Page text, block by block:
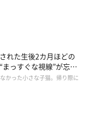
す！
のニオイ」がすること
れた生後2カ月ほどの
っすぐな視線”が忘れ
員に
かった小さな子猫。帰り際に